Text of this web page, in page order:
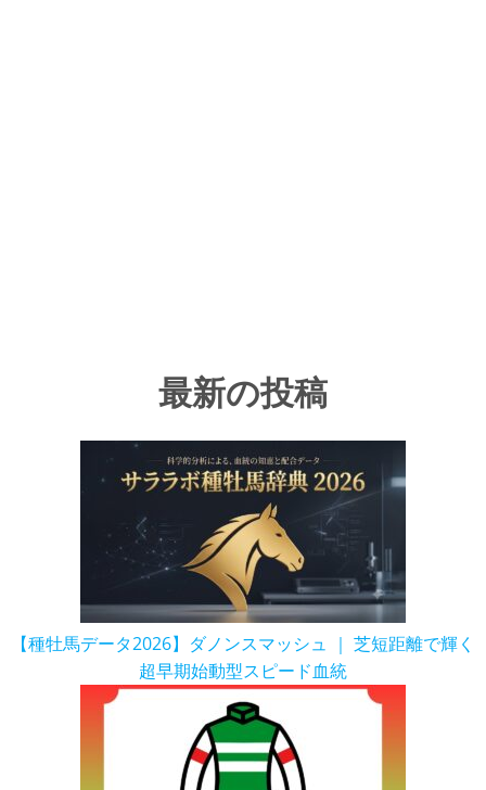
最新の投稿
【種牡馬データ2026】ダノンスマッシュ ｜ 芝短距離で輝く
超早期始動型スピード血統